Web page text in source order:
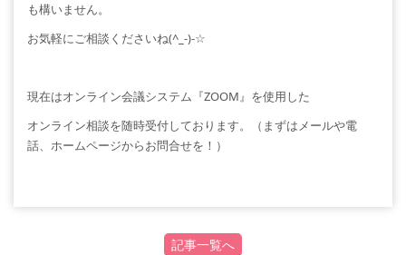
も構いません。
お気軽にご相談くださいね(^_-)-☆
現在はオンライン会議システム『ZOOM』を使用した
オンライン相談を随時受付しております。（まずはメールや電
話、ホームページからお問合せを！）
記事一覧へ